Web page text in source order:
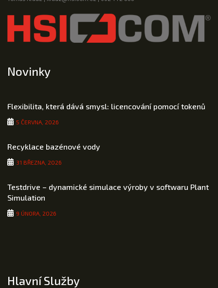
Novinky
Flexibilita, která dává smysl: licencování pomocí tokenů
5 ČERVNA, 2026
Recyklace bazénové vody
31 BŘEZNA, 2026
Testdrive – dynamické simulace výroby v softwaru Plant
Simulation
9 ÚNORA, 2026
Hlavní Služby